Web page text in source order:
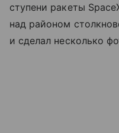
ступени ракеты
над районом
и сделал несколько